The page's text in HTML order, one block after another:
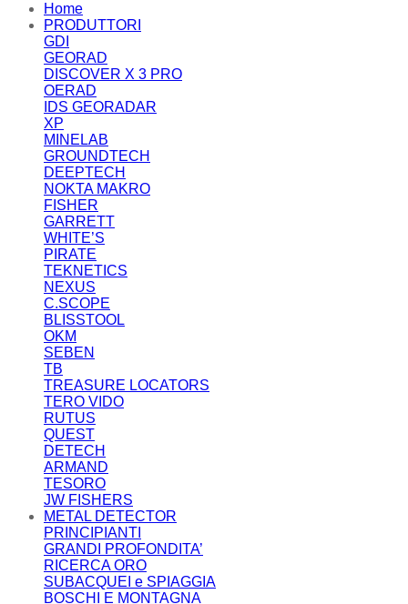
Home
PRODUTTORI
GDI
GEORAD
DISCOVER X 3 PRO
OERAD
IDS GEORADAR
XP
MINELAB
GROUNDTECH
DEEPTECH
NOKTA MAKRO
FISHER
GARRETT
WHITE’S
PIRATE
TEKNETICS
NEXUS
C.SCOPE
BLISSTOOL
OKM
SEBEN
TB
TREASURE LOCATORS
TERO VIDO
RUTUS
QUEST
DETECH
ARMAND
TESORO
JW FISHERS
METAL DETECTOR
PRINCIPIANTI
GRANDI PROFONDITA’
RICERCA ORO
SUBACQUEI e SPIAGGIA
BOSCHI E MONTAGNA